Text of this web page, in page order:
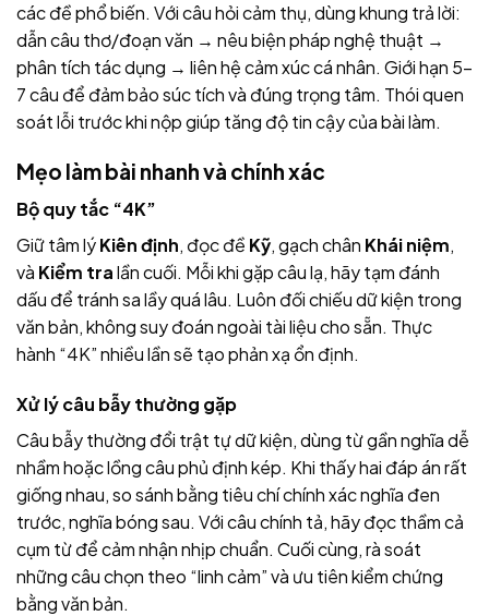
các đề phổ biến. Với câu hỏi cảm thụ, dùng khung trả lời:
dẫn câu thơ/đoạn văn → nêu biện pháp nghệ thuật →
phân tích tác dụng → liên hệ cảm xúc cá nhân. Giới hạn 5–
7 câu để đảm bảo súc tích và đúng trọng tâm. Thói quen
soát lỗi trước khi nộp giúp tăng độ tin cậy của bài làm.
Mẹo làm bài nhanh và chính xác
Bộ quy tắc “4K”
Giữ tâm lýKiên định, đọc đề Kỹ, gạch chân Khái niệm,
và Kiểm tralần cuối. Mỗi khi gặp câu lạ, hãy tạm đánh
dấu để tránh sa lầy quá lâu. Luôn đối chiếu dữ kiện trong
văn bản, không suy đoán ngoài tài liệu cho sẵn. Thực
hành “4K” nhiều lần sẽ tạo phản xạ ổn định.
Xử lý câu bẫy thường gặp
Câu bẫy thường đổi trật tự dữ kiện, dùng từ gần nghĩa dễ
nhầm hoặc lồng câu phủ định kép. Khi thấy hai đáp án rất
giống nhau, so sánh bằng tiêu chí chính xác nghĩa đen
trước, nghĩa bóng sau. Với câu chính tả, hãy đọc thầm cả
cụm từ để cảm nhận nhịp chuẩn. Cuối cùng, rà soát
những câu chọn theo “linh cảm” và ưu tiên kiểm chứng
bằng văn bản.